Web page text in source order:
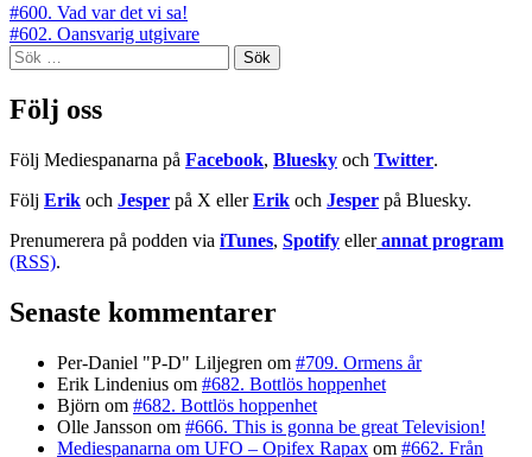
Inläggsnavigering
#600. Vad var det vi sa!
#602. Oansvarig utgivare
Sök
efter:
Följ oss
Följ Mediespanarna på Facebook, Bluesky och Twitter.
Följ Erik och Jesper på X ellerErik och Jesper på Bluesky.
Prenumerera på podden via iTunes, Spotify eller annat program
(RSS).
Senaste kommentarer
Per-Daniel "P-D" Liljegren om #709. Ormens år
Erik Lindenius om #682. Bottlös hoppenhet
Björn om #682. Bottlös hoppenhet
Olle Jansson om #666. This is gonna be great Television!
Mediespanarna om UFO – Opifex Rapax om #662. Från